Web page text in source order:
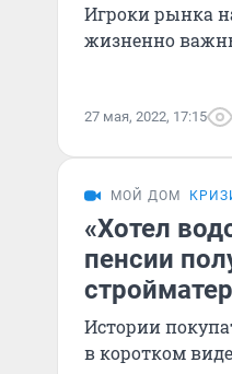
Игроки рынка
жизненно
27 мая, 2022, 17:15
МОЙ ДОМ
«Хотел
пенсии
Истории
в коротком